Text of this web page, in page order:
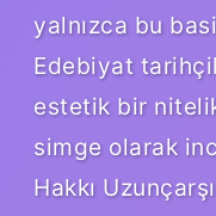
yalnızca bu
Edebiyat
estetik bir
simge olarak
Hakkı